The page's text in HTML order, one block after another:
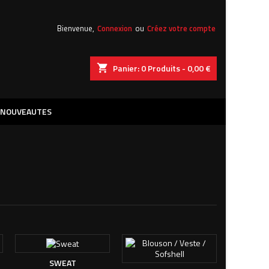
Bienvenue, Connexion ou Créez votre compte
shopping_cart Panier:0Produits - 0,00 €
NOUVEAUTES
SWEAT